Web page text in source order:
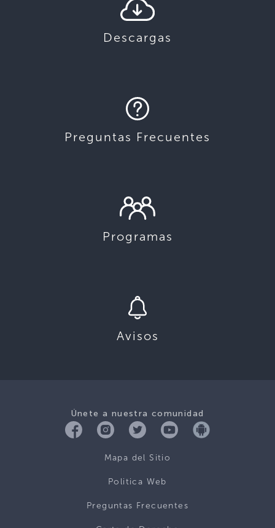
Descargas
Preguntas Frecuentes
Programas
Avisos
Únete a nuestra comunidad
Mapa del Sitio
Politica Web
Preguntas Frecuentes